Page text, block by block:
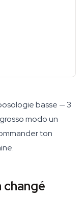
basse — 3
modo un
ton
changé